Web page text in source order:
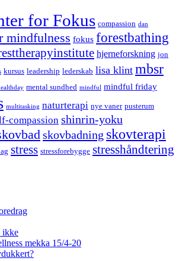
for Fokus compassion dan
mindfulness fokus forestbathing
hjerneforskning jon
kursus leadership lederskab lisa klint mbsr
mental sundhed mindful mindful friday
multitasking naturterapi nye vaner pusterum
compassion shinrin-yoku
skovbadning skovterapi
stress stressforebygge stresshåndtering
ikke
mekka 15/4-20